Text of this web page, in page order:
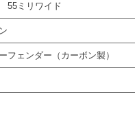
55ミリワイド
フェンダー（カーボン製）